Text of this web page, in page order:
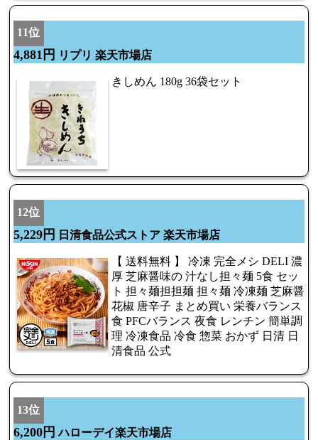
11位
4,881円 リプリ 楽天市場店
きしめん 180g 36袋セット
12位
5,229円 日清食品公式ストア 楽天市場店
【 送料無料 】 冷凍 完全メシ DELI 濃
厚 芝麻醤味の 汁なし担々麺 5食 セッ
ト 担々麺担担麺 担々麺 冷凍麺 芝麻醤
花椒 唐辛子 まとめ買い 栄養バランス
食 PFCバランス 夜食 レンチン 簡単調
理 冷凍食品 冷食 惣菜 おかず 日清 日
清食品 公式
13位
6,200円 ハローデイ楽天市場店